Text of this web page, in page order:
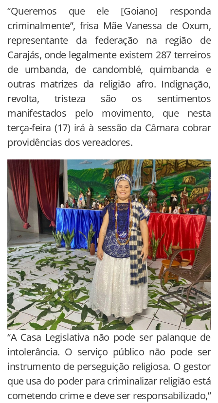
“Queremos que ele [Goiano] responda
criminalmente”, frisa Mãe Vanessa de Oxum,
representante da federação na região de
Carajás, onde legalmente existem 287 terreiros
de umbanda, de candomblé, quimbanda e
outras matrizes da religião afro. Indignação,
revolta, tristeza são os sentimentos
manifestados pelo movimento, que nesta
terça-feira (17) irá à sessão da Câmara cobrar
providências dos vereadores.
“A Casa Legislativa não pode ser palanque de
intolerância. O serviço público não pode ser
instrumento de perseguição religiosa. O gestor
que usa do poder para criminalizar religião está
cometendo crime e deve ser responsabilizado,”